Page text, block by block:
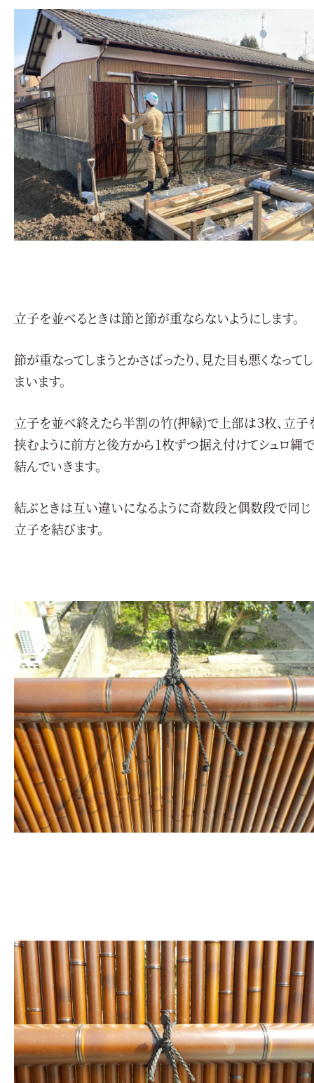
立子を並べるときは節と節が重ならないようにします。
節が重なってしまうとかさばったり、見た目も悪くなってし
まいます。
立子を並べ終えたら半割の竹(押縁)で上部は３枚、立子
挟むように前方と後方から１枚ずつ据え付けてシュロ縄で
結んでいきます。
結ぶときは互い違いになるように奇数段と偶数段で同じ
立子を結びます。